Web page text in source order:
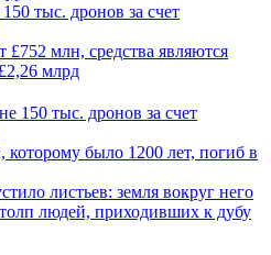
тыс. дронов за счет
£752 млн, средства являются
млрд
было 1200 лет, погиб в
листьев: земля вокруг него
людей, приходивших к дубу